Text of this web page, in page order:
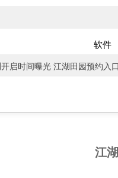
软件
启时间曝光 江湖田园预约入
江